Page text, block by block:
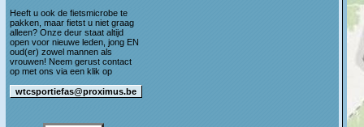
Heeft u ook de fietsmicrobe te
pakken, maar fietst u niet graag
alleen? Onze deur staat altijd
open voor nieuwe leden, jong EN
oud(er) zowel mannen als
vrouwen! Neem gerust contact
op met ons via een klik op